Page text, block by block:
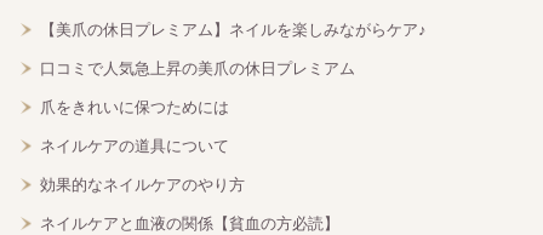
【美爪の休日プレミアム】ネイルを楽しみながらケア♪
口コミで人気急上昇の美爪の休日プレミアム
爪をきれいに保つためには
ネイルケアの道具について
効果的なネイルケアのやり方
ネイルケアと血液の関係【貧血の方必読】